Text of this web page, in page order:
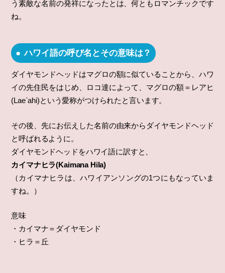
う素敵な名前の発祥になったとは、何ともロマンチックです
ね。
ハワイ語の呼び名とその意味は？
ダイヤモンドヘッドはマグロの額に似ていることから、ハワ
イの先住民をはじめ、ロコ達によって、マグロの額＝レアヒ
(Lae`ahi)という愛称がつけられたと言います。
その後、先にお伝えした名前の由来からダイヤモンドヘッド
と呼ばれるように。
ダイヤモンドヘッドをハワイ語に訳すと、
カイマナヒラ(Kaimana Hila)
（カイマナヒラは、ハワイアンソングの1つにもなっていま
すね。）
意味
・カイマナ＝ダイヤモンド
・ヒラ＝丘